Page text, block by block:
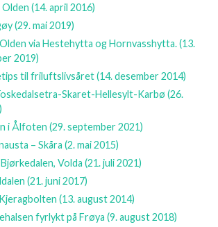
Olden(14. april 2016)
(29. mai 2019)
via Hestehytta og Hornvasshytta.(13.
2019)
til friluftslivsåret(14. desember 2014)
Skaret-Hellesylt-Karbø(26.
i Ålfoten(29. september 2021)
– Skåra(2. mai 2015)
Volda(21. juli 2021)
(21. juni 2017)
(13. august 2014)
fyrlykt på Frøya(9. august 2018)